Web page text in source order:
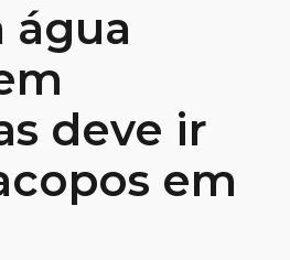
água
deve ir
em